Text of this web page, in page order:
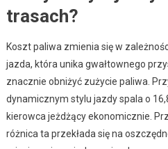
trasach?
Koszt paliwa zmienia się w
jazda, która unika gwałtownego
znacznie obniżyć zużycie paliwa.
dynamicznym stylu jazdy spala o
kierowca jeżdżący ekonomicznie.
różnica ta przekłada się na